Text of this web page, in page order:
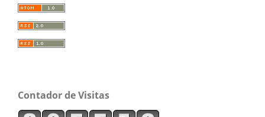
Contador de Visitas